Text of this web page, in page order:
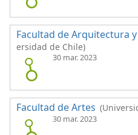
Facultad de Arquitectura
ersidad de Chile)
30 mar. 2023
Facultad de Artes
30 mar. 2023